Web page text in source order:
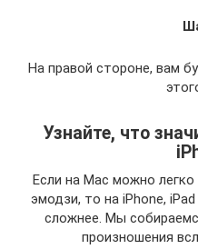
На правой стороне, вам
Узнайте, что
Если на Mac можно
эмодзи, то на iPhone,
сложнее. Мы
произношения